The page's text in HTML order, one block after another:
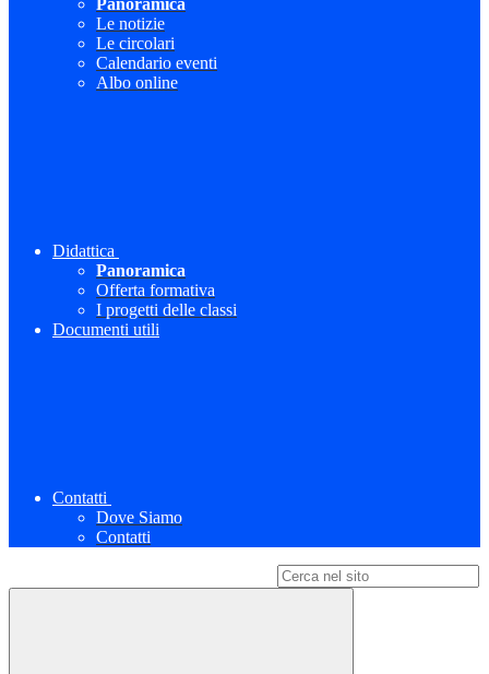
Panoramica
Le notizie
Le circolari
Calendario eventi
Albo online
Didattica
Panoramica
Offerta formativa
I progetti delle classi
Documenti utili
Contatti
Dove Siamo
Contatti